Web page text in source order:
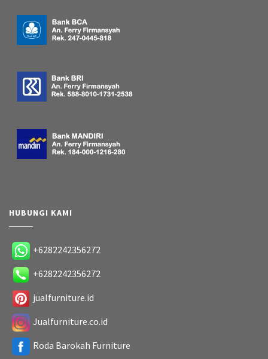
HUBUNGI KAMI
+6282242356272
+6282242356272
jualfurniture.id
Jualfurniture.co.id
Roda Barokah Furniture